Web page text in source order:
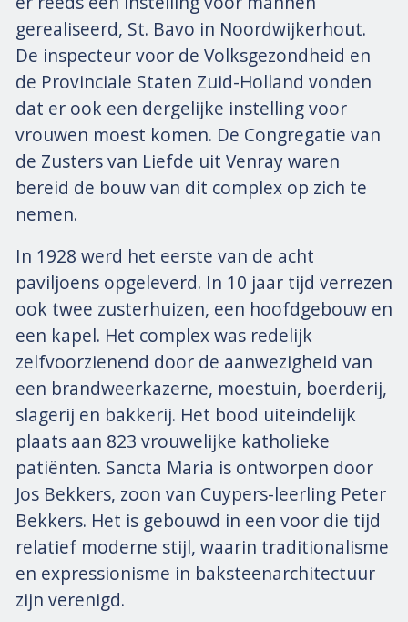
gerealiseerd, St. Bavo in Noordwijkerhout.
De inspecteur voor de Volksgezondheid en
de Provinciale Staten Zuid-Holland vonden
dat er ook een dergelijke instelling voor
vrouwen moest komen. De Congregatie van
de Zusters van Liefde uit Venray waren
bereid de bouw van dit complex op zich te
nemen.
In 1928 werd het eerste van de acht
paviljoens opgeleverd. In 10 jaar tijd verrezen
ook twee zusterhuizen, een hoofdgebouw en
een kapel. Het complex was redelijk
zelfvoorzienend door de aanwezigheid van
een brandweerkazerne, moestuin, boerderij,
slagerij en bakkerij. Het bood uiteindelijk
plaats aan 823 vrouwelijke katholieke
patiënten. Sancta Maria is ontworpen door
Jos Bekkers, zoon van Cuypers-leerling Peter
Bekkers. Het is gebouwd in een voor die tijd
relatief moderne stijl, waarin traditionalisme
en expressionisme in baksteenarchitectuur
zijn verenigd.